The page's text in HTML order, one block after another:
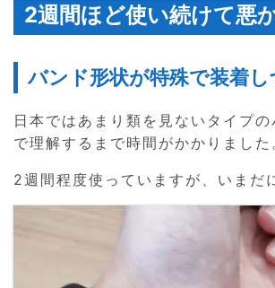
2週間ほど使い続けて悪
バンド形状が特殊で装着
日本ではあまり類を見ないタイプ
で理解するまで時間がかかりました
2週間程度使っていますが、いまだ